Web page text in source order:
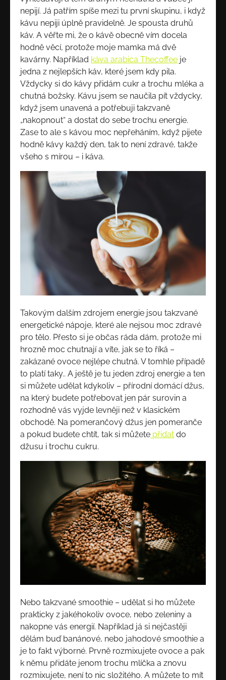
nepijí. Já patřím spíše mezi tu první skupinu, i když
kávu nepiji úplně pravidelně. Je spousta druhů
káv. A věřte mi, že o kávě obecně vím docela
hodně věcí, protože moje mamka má dvě
kavárny. Například káva arabica Thecoffee je
jedna z nejlepších káv, které jsem kdy pila.
Vždycky si do kávy přidám cukr a trochu mléka a
chutná božsky. Kávu jsem se naučila pít vždycky,
když jsem unavená a potřebuji takzvaně
„nakopnout“ a dostat do sebe trochu energie.
Zase to ale s kávou moc nepřeháním, když pijete
hodně kávy každý den, tak to není zdravé, takže
všeho s mírou – i káva.
Takovým dalším zdrojem energie jsou takzvané
energetické nápoje, které ale nejsou moc zdravé
pro tělo. Přesto si je občas ráda dám, protože mi
hrozně moc chutnají a víte, jak se to říká –
zakázané ovoce nejlépe chutná. V tomhle případě
to platí taky.. A ještě je tu jeden zdroj energie a ten
si můžete udělat kdykoliv – přírodní domácí džus,
na který budete potřebovat jen pár surovin a
rozhodně vás vyjde levněji než v klasickém
obchodě. Na pomerančový džus jen pomeranče
a pokud budete chtít, tak si můžete přidat do
džusu i trochu cukru.
Nebo takzvané smoothie – udělat si ho můžete
prakticky z jakéhokoliv ovoce, nebo zeleniny a
nakopne vás energií. Například já si nejčastěji
dělám buď banánové, nebo jahodové smoothie a
je to fakt výborné. Prvně rozmixujete ovoce a pak
k němu přidáte jenom trochu mlíčka a znovu
rozmixujete, není to nic složitého. A můžete to mít